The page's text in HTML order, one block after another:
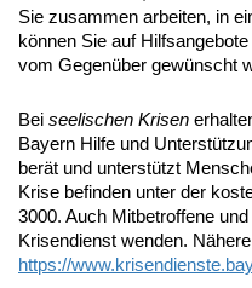
Sie zusammen arbeiten, in
können Sie auf
vom Gegenüber gewünscht
Bei seelischen Krisen
Bayern Hilfe und
berät und unterstützt
Krise befinden unter der
3000. Auch Mitbetroffene
Krisendienst wenden.
https://